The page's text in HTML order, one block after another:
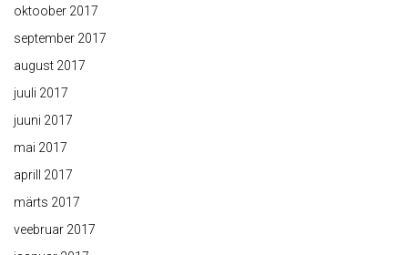
oktoober 2017
september 2017
august 2017
juuli 2017
juuni 2017
mai 2017
aprill 2017
märts 2017
veebruar 2017